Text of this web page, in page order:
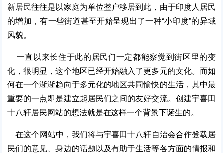
新居民往往是以家庭为单位整户移居到此，由于印度人居民
的增加，有一些街道甚至开始呈现出了一种“小印度”的异域
风貌。
一直以来长住于此的居民们一定都能察觉到街区里的变
化，很明显，这个地区已经开始融入了更多元的文化。而如
何在一个渐渐趋向于多元化的地区共同愉快的生活，其中最
重要的一点即是建立起居民们之间的友好交流。创建宇喜田
十八轩居民网站的想法就是在这样一个背景下诞生的。
在这个网站中，我们将与宇喜田十八轩自治会合作登载居
民们的意见、身边的话题以及有助于生活等各方面的情报和